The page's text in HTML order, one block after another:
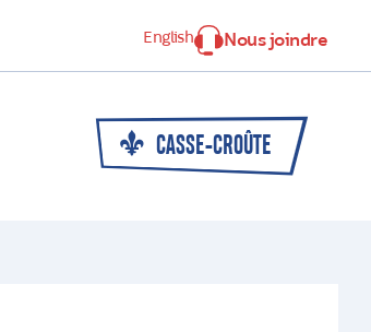
English Nous joindre
CASSE-CROÛTE